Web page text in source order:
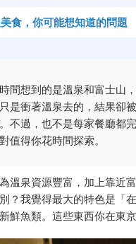
食，你可能想知道的問題
間想到的是溫泉和富士山
是衝著溫泉去的，結果卻
不過，也不是每家餐廳都
值得你花時間探索。
溫泉資源豐富，加上靠近
？我覺得最大的特色是
鮮魚類。這些東西你在東